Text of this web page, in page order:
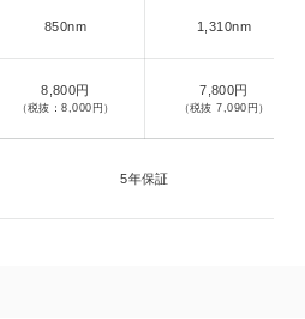
850nm 1,310nm
8,800円
（税抜：8,000円）
7,800円
（税抜 7,090円）
5年保証